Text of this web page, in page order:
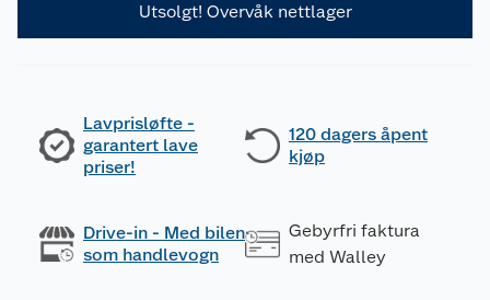
Utsolgt! Overvåk nettlager
Lavprisløfte -
garantert lave
priser!
120 dagers åpent
kjøp
Drive-in - Med bilen
som handlevogn
Gebyrfri faktura
med Walley